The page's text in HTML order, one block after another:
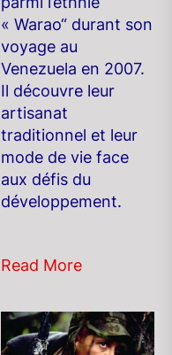
« Warao“ durant son
voyage au
Venezuela en 2007.
Il découvre leur
artisanat
traditionnel et leur
mode de vie face
aux défis du
développement.
Read More